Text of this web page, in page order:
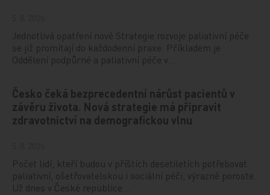
Jednotlivá opatření nové Strategie rozvoje paliativní péče
se již promítají do každodenní praxe. Příkladem je
Oddělení podpůrné a paliativní péče v…
Česko čeká bezprecedentní nárůst pacientů v
závěru života. Nová strategie má připravit
zdravotnictví na demografickou vlnu
Počet lidí, kteří budou v příštích desetiletích potřebovat
paliativní, ošetřovatelskou i sociální péči, výrazně poroste.
Už dnes v České republice…